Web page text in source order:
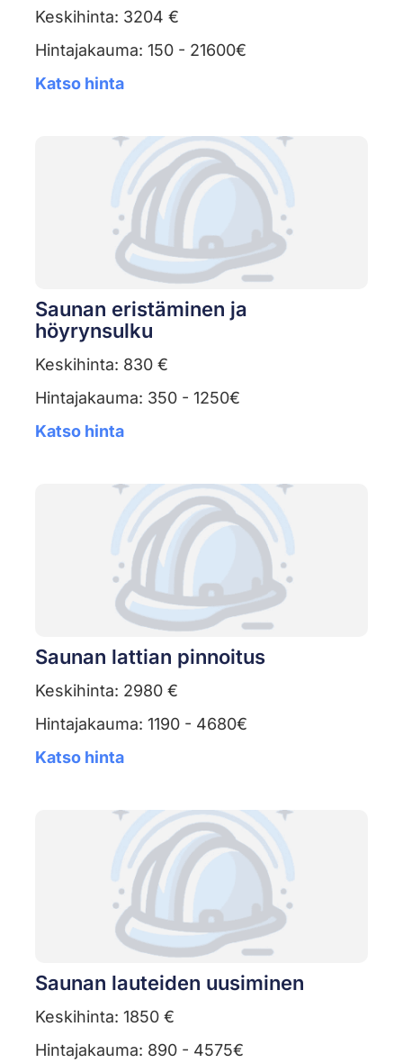
Keskihinta: 3204 €
Hintajakauma: 150 - 21600€
Katso hinta
Saunan eristäminen ja
höyrynsulku
Keskihinta: 830 €
Hintajakauma: 350 - 1250€
Katso hinta
Saunan lattian pinnoitus
Keskihinta: 2980 €
Hintajakauma: 1190 - 4680€
Katso hinta
Saunan lauteiden uusiminen
Keskihinta: 1850 €
Hintajakauma: 890 - 4575€